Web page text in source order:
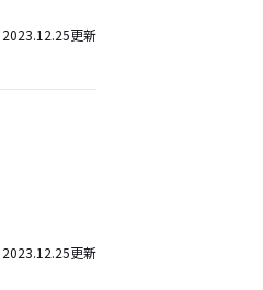
2023.12.25更新
2023.12.25更新